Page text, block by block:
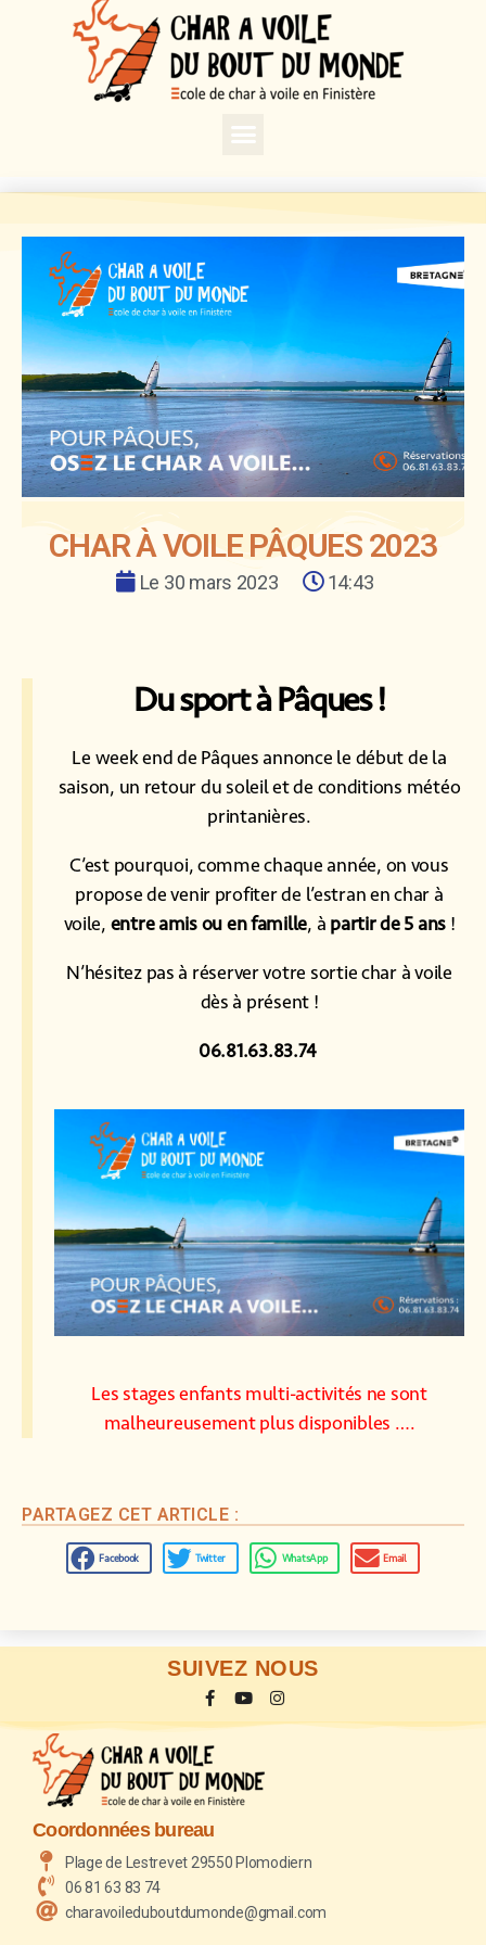
CHAR À VOILE PÂQUES 2023
Le 30 mars 2023 14:43
Du sport à Pâques !
Le week end de Pâques annonce le début de la
saison, un retour du soleil et de conditions météo
printanières.
C’est pourquoi, comme chaque année, on vous
propose de venir profiter de l’estran en char à
voile, entre amis ou en famille, à partir de 5 ans !
N’hésitez pas à réserver votre sortie char à voile
dès à présent !
06.81.63.83.74
Les stages enfants multi-activités ne sont
malheureusement plus disponibles ….
PARTAGEZ CET ARTICLE :
Facebook Twitter WhatsApp Email
SUIVEZ NOUS
Coordonnées bureau
Plage de Lestrevet 29550 Plomodiern
06 81 63 83 74
charavoileduboutdumonde@gmail.com